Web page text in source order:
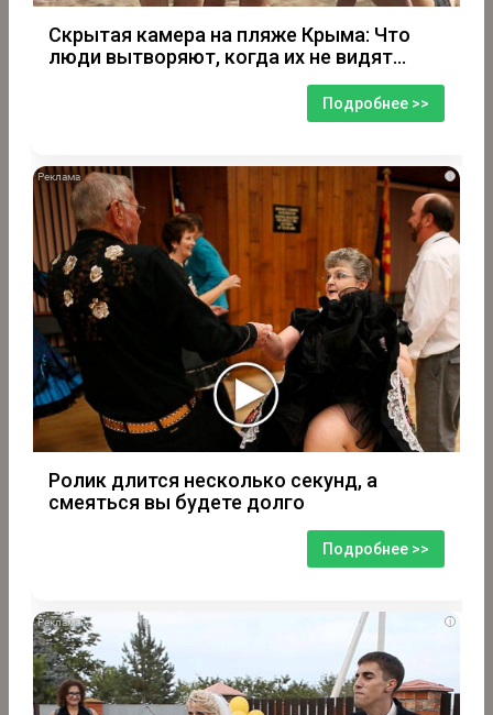
Скрытая камера на пляже Крыма: Что
люди вытворяют, когда их не видят...
Подробнее >>
i
Ролик длится несколько секунд, а
смеяться вы будете долго
Подробнее >>
i